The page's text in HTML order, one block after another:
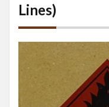
Lines)